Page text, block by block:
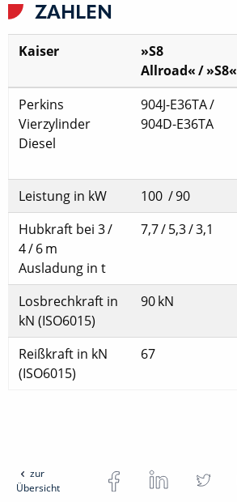
ZAHLEN
Kaiser
»S8
Allroad« / »S8«
Perkins
Vierzylinder
Diesel
904J-E36TA /
904D-E36TA
Leistung in kW
100 / 90
Hubkraft bei 3 /
4 / 6 m
Ausladung in t
7,7 / 5,3 / 3,1
Losbrechkraft in
kN (ISO6015)
90 kN
Reißkraft in kN
(ISO6015)
67
zur
Übersicht